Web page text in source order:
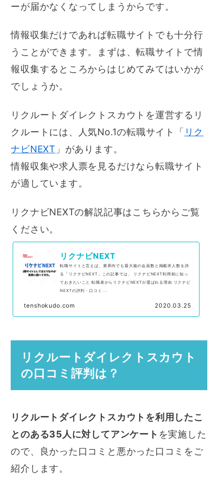
ーが届かなくなってしまうからです。
情報収集だけであれば転職サイトでも十分行
うことができます。まずは、転職サイトで情
報収集するところからはじめてみてはいかが
でしょうか。
リクルートダイレクトスカウトを運営するリ
クルートには、人気No.1の転職サイト「 リク
ナビNEXT 」があります。
情報収集や求人票を見るだけなら転職サイト
が適しています。
リクナビNEXTの解説記事はこちらからご覧
ください。
リクナビNEXT
転職サイトと言えば、業界内でも最大級の会員数と掲載求人数を誇
る「リクナビNEXT」この記事では、 リクナビNEXT利用前に知っ
ておきたいこと 転職者からリクナビNEXTが選ばれる理由 リクナビ
NEXTの評判・口コミ ...
tenshokudo.com 2020.03.25
リクルートダイレクトスカウト
の口コミ評判は？
リクルートダイレクトスカウトを利用したこ
とのある35人に対してアンケート を実施した
ので、良かった口コミと悪かった口コミをご
紹介します。